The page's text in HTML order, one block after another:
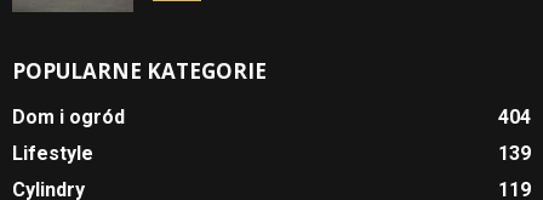
POPULARNE KATEGORIE
Dom i ogród
404
Lifestyle
139
Cylindry
119